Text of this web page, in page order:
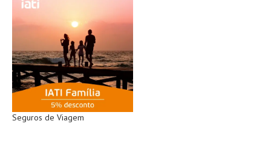
Seguros de Viagem